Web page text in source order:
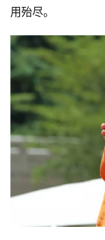
用殆尽。